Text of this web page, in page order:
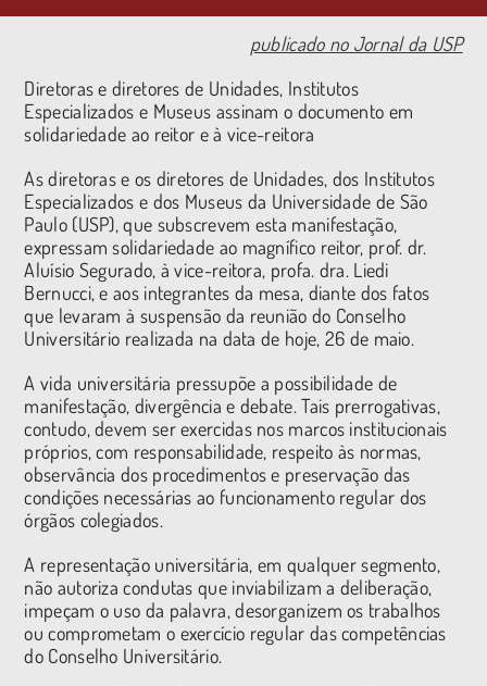
publicado no Jornal da USP
Diretoras e diretores de Unidades, Institutos
Especializados e Museus assinam o documento em
solidariedade ao reitor e à vice-reitora
As diretoras e os diretores de Unidades, dos Institutos
Especializados e dos Museus da Universidade de São
Paulo (USP), que subscrevem esta manifestação,
expressam solidariedade ao magnífico reitor, prof. dr.
Aluísio Segurado, à vice-reitora, profa. dra. Liedi
Bernucci, e aos integrantes da mesa, diante dos fatos
que levaram à suspensão da reunião do Conselho
Universitário realizada na data de hoje, 26 de maio.
A vida universitária pressupõe a possibilidade de
manifestação, divergência e debate. Tais prerrogativas,
contudo, devem ser exercidas nos marcos institucionais
próprios, com responsabilidade, respeito às normas,
observância dos procedimentos e preservação das
condições necessárias ao funcionamento regular dos
órgãos colegiados.
A representação universitária, em qualquer segmento,
não autoriza condutas que inviabilizam a deliberação,
impeçam o uso da palavra, desorganizem os trabalhos
ou comprometam o exercício regular das competências
do Conselho Universitário.